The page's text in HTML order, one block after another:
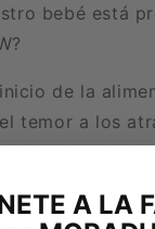
bebé está
de la
temor a los
alimentan
con triturados.
A LA